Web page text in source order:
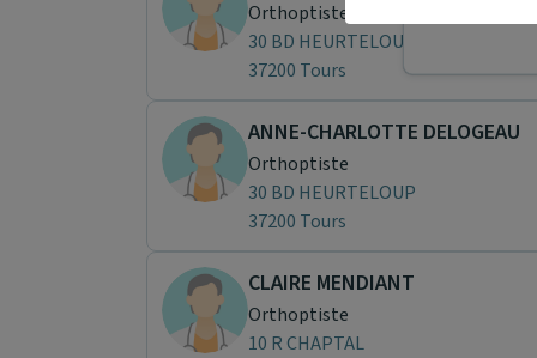
Orthoptiste
30 BD HEURTELOUP
37200 Tours
ANNE-CHARLOTTE DELOGEAU
Orthoptiste
30 BD HEURTELOUP
37200 Tours
CLAIRE MENDIANT
Orthoptiste
10 R CHAPTAL